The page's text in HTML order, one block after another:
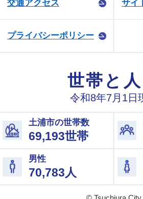
交通アクセス サイ
プライバシーポリシー